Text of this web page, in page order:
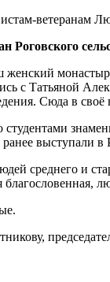
Роговского
с Татьяной
Сюда в
выступали
среднего и